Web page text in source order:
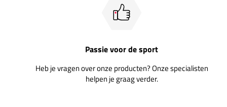
Passie voor de sport
Heb je vragen over onze producten? Onze specialisten
helpen je graag verder.